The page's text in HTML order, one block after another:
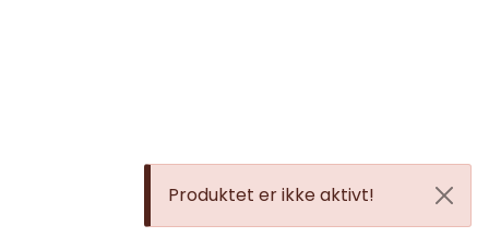
Produktet er ikke aktivt!